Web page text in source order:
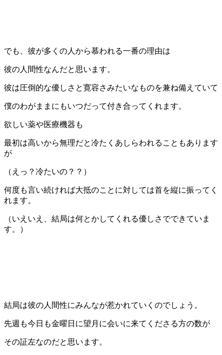
でも、彼が多くの人から慕われる一番の理由は
彼の人間性なんだと思います。
彼は圧倒的な優しさと寛容さみたいなものを兼ね備えていて
僕のわがままにもいつだって付き合ってくれます。
欲しい薬や医療機器も
最初は高いから無理だと冷たくあしらわれることもあります
が
（えっ？冷たいの？？）
何度も言い続ければ大抵のことに対しては首を縦に振ってく
れます。
（いえいえ、結局は何とかしてくれる優しさでできていま
す。）
結局は彼の人間性にみんなが惹かれていくのでしょう。
先週も今日も金曜日に望月に会いに来てくださる方の数が
その証左なのだと思います。